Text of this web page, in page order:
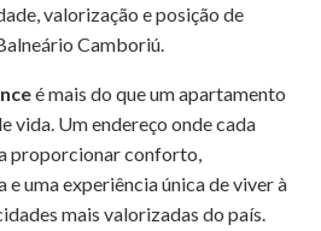
valorização e posição de
Camboriú.
é mais do que um apartamento
vida. Um endereço onde cada
proporcionar conforto,
e uma experiência única de viver à
mais valorizadas do país.